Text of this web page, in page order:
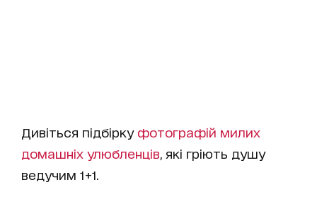
Дивіться підбірку фотографій милих
домашніх улюбленців , які гріють душу
ведучим 1+1.